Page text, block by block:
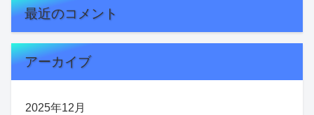
最近のコメント
アーカイブ
2025年12月